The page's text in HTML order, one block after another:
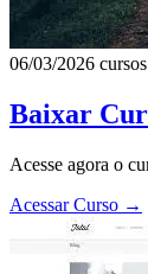
06/03/2026 cursos
Baixar
Acesse agora o
Acessar Curso →